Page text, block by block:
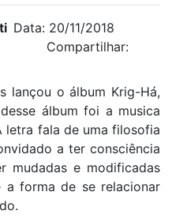
Data: 20/11/2018
Compartilhar:
lançou o álbum Krig-Há,
álbum foi a musica
letra fala de uma filosofia
a ter consciência
mudadas e modificadas
a forma de se relacionar